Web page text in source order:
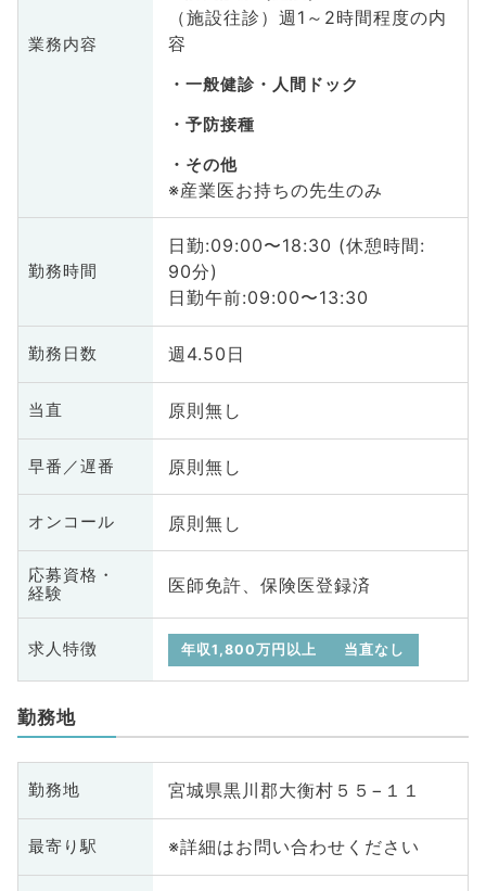
業務内容
（施設往診）週1～2時間程度の内
容
一般健診・人間ドック
予防接種
その他
※産業医お持ちの先生のみ
勤務時間
日勤:09:00〜18:30 (休憩時間:
90分)
日勤午前:09:00〜13:30
勤務日数 週4.50日
当直 原則無し
早番／遅番 原則無し
オンコール 原則無し
応募資格・
経験
医師免許、保険医登録済
求人特徴 年収1,800万円以上 当直なし
勤務地
勤務地 宮城県黒川郡大衡村５５−１１
最寄り駅 ※詳細はお問い合わせください